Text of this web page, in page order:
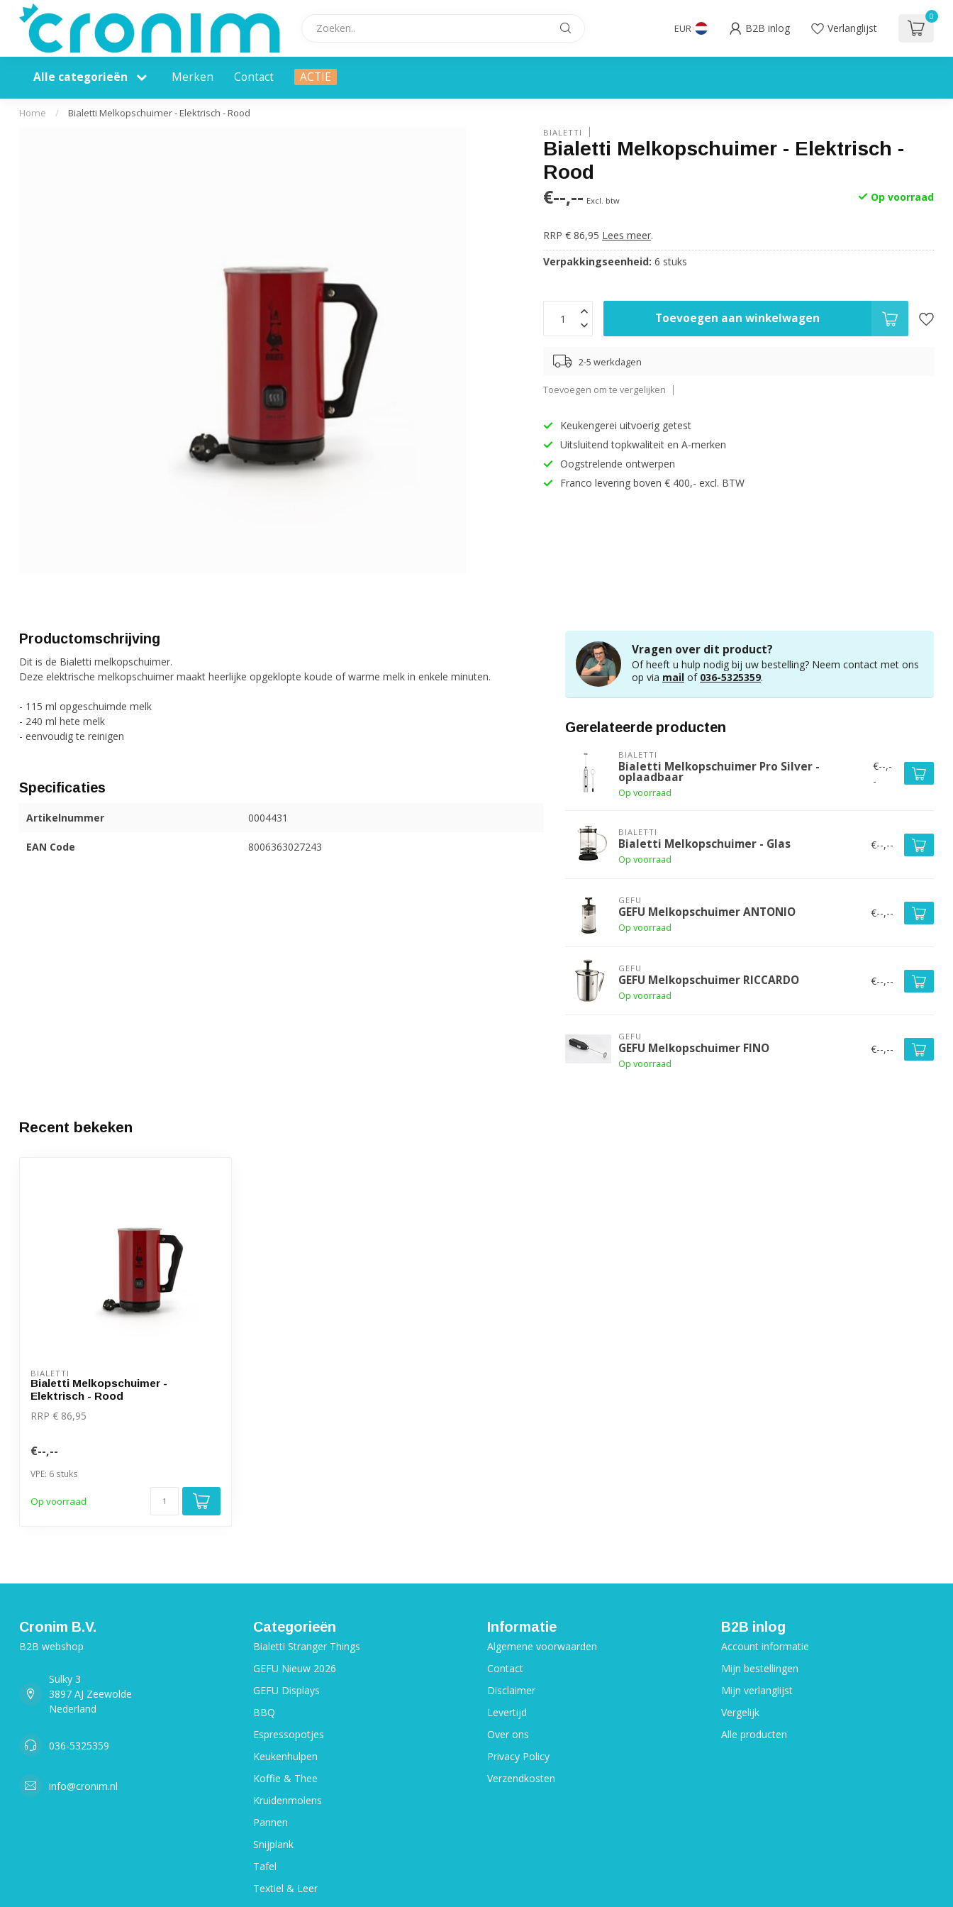
EUR B2B inlog Verlanglijst
0
Alle categorieën Merken Contact ACTIE
Home / Bialetti Melkopschuimer - Elektrisch - Rood
BIALETTI
Bialetti Melkopschuimer - Elektrisch -
Rood
€--,-- Excl. btw Op voorraad
RRP € 86,95 Lees meer.
Verpakkingseenheid: 6 stuks
Toevoegen aan winkelwagen
2-5 werkdagen
Toevoegen om te vergelijken
Keukengerei uitvoerig getest
Uitsluitend topkwaliteit en A-merken
Oogstrelende ontwerpen
Franco levering boven € 400,- excl. BTW
Productomschrijving
Dit is de Bialetti melkopschuimer.
Deze elektrische melkopschuimer maakt heerlijke opgeklopte koude of warme melk in enkele minuten.
- 115 ml opgeschuimde melk
- 240 ml hete melk
- eenvoudig te reinigen
Specificaties
Artikelnummer 0004431
EAN Code 8006363027243
Vragen over dit product?
Of heeft u hulp nodig bij uw bestelling? Neem contact met ons
op via mail of 036-5325359.
Gerelateerde producten
BIALETTI
Bialetti Melkopschuimer Pro Silver -
oplaadbaar
Op voorraad
€--,-
-
BIALETTI
Bialetti Melkopschuimer - Glas
Op voorraad
€--,--
GEFU
GEFU Melkopschuimer ANTONIO
Op voorraad
€--,--
GEFU
GEFU Melkopschuimer RICCARDO
Op voorraad
€--,--
GEFU
GEFU Melkopschuimer FINO
Op voorraad
€--,--
Recent bekeken
BIALETTI
Bialetti Melkopschuimer -
Elektrisch - Rood
RRP € 86,95
€--,--
VPE: 6 stuks
Op voorraad
Cronim B.V.
B2B webshop
Sulky 3
3897 AJ Zeewolde
Nederland
036-5325359
info@cronim.nl
Categorieën
Bialetti Stranger Things
GEFU Nieuw 2026
GEFU Displays
BBQ
Espressopotjes
Keukenhulpen
Koffie & Thee
Kruidenmolens
Pannen
Snijplank
Tafel
Textiel & Leer
Informatie
Algemene voorwaarden
Contact
Disclaimer
Levertijd
Over ons
Privacy Policy
Verzendkosten
B2B inlog
Account informatie
Mijn bestellingen
Mijn verlanglijst
Vergelijk
Alle producten